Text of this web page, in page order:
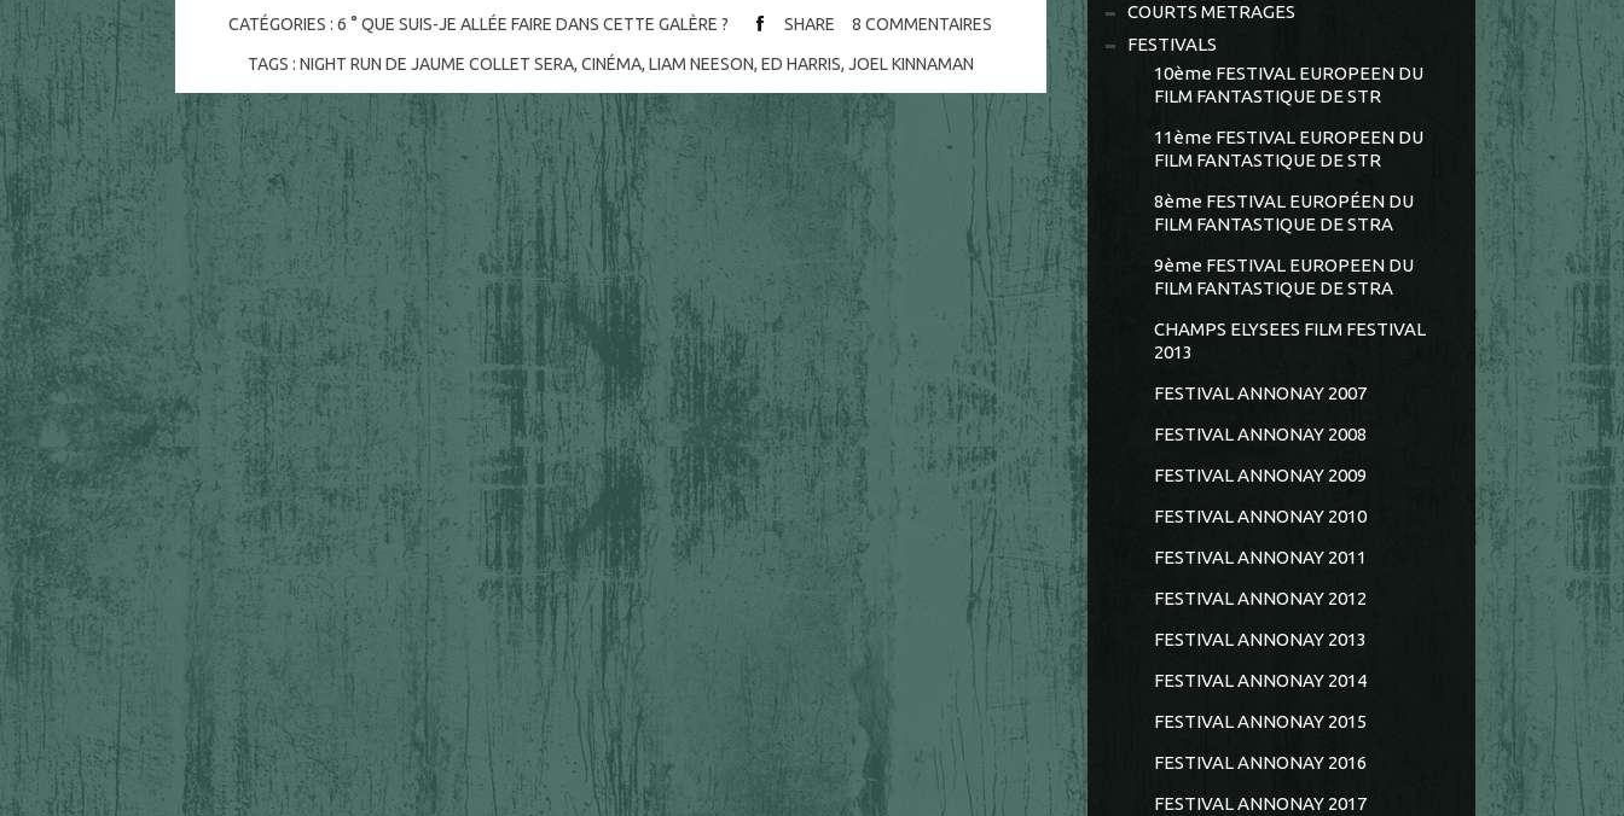
CATÉGORIES :6 ° QUE SUIS-JE ALLÉE FAIRE DANS CETTE GALÈRE ? SHARE 8 COMMENTAIRES
TAGS : NIGHT RUN DE JAUME COLLET SERA, CINÉMA, LIAM NEESON, ED HARRIS, JOEL KINNAMAN
COURTS METRAGES
FESTIVALS
10ème FESTIVAL EUROPEEN DU
FILM FANTASTIQUE DE STR
11ème FESTIVAL EUROPEEN DU
FILM FANTASTIQUE DE STR
8ème FESTIVAL EUROPÉEN DU
FILM FANTASTIQUE DE STRA
9ème FESTIVAL EUROPEEN DU
FILM FANTASTIQUE DE STRA
CHAMPS ELYSEES FILM FESTIVAL
2013
FESTIVAL ANNONAY 2007
FESTIVAL ANNONAY 2008
FESTIVAL ANNONAY 2009
FESTIVAL ANNONAY 2010
FESTIVAL ANNONAY 2011
FESTIVAL ANNONAY 2012
FESTIVAL ANNONAY 2013
FESTIVAL ANNONAY 2014
FESTIVAL ANNONAY 2015
FESTIVAL ANNONAY 2016
FESTIVAL ANNONAY 2017